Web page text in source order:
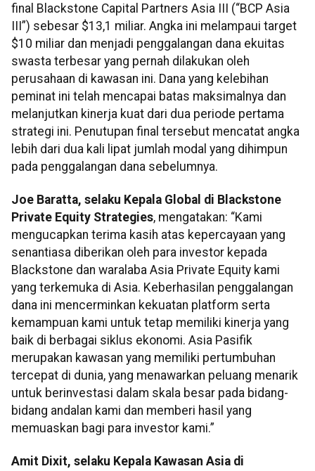
final Blackstone Capital Partners Asia III (“BCP Asia
III”) sebesar $13,1 miliar. Angka ini melampaui target
$10 miliar dan menjadi penggalangan dana ekuitas
swasta terbesar yang pernah dilakukan oleh
perusahaan di kawasan ini. Dana yang kelebihan
peminat ini telah mencapai batas maksimalnya dan
melanjutkan kinerja kuat dari dua periode pertama
strategi ini. Penutupan final tersebut mencatat angka
lebih dari dua kali lipat jumlah modal yang dihimpun
pada penggalangan dana sebelumnya.
Joe Baratta, selaku Kepala Global di Blackstone
Private Equity Strategies, mengatakan: “Kami
mengucapkan terima kasih atas kepercayaan yang
senantiasa diberikan oleh para investor kepada
Blackstone dan waralaba Asia Private Equity kami
yang terkemuka di Asia. Keberhasilan penggalangan
dana ini mencerminkan kekuatan platform serta
kemampuan kami untuk tetap memiliki kinerja yang
baik di berbagai siklus ekonomi. Asia Pasifik
merupakan kawasan yang memiliki pertumbuhan
tercepat di dunia, yang menawarkan peluang menarik
untuk berinvestasi dalam skala besar pada bidang-
bidang andalan kami dan memberi hasil yang
memuaskan bagi para investor kami.”
Amit Dixit, selaku Kepala Kawasan Asia di